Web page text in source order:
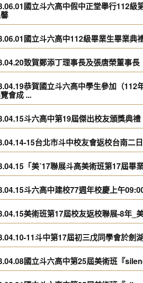
國立斗六高中假中正堂舉行112級
國立斗六高中112級畢業生畢業典
致賀鄭添丁理事長及張唐榮董事長
恭賀國立斗六高中學生參加（112
會成 ...
斗六高中第19屆傑出校友頒獎典禮
15台北市斗中校友會返校台南二
「美˙17聯展斗高美術班第17屆畢
斗六高中建校77週年校慶上午
美術班第17屆校友返校聯展-8年_
11斗中第17屆初三戊同學會於劍
國立斗六高中第25屆美術班『